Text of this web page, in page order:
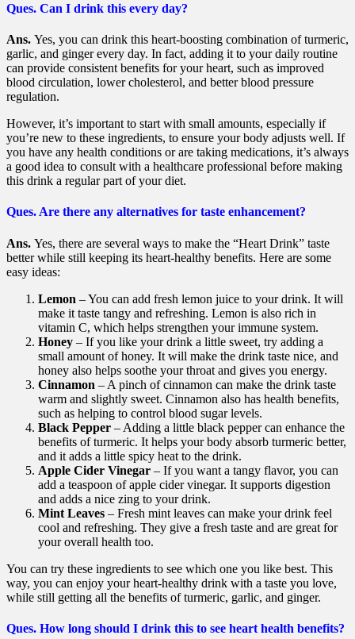
Ques. Can I drink this every day?
Ans. Yes, you can drink this heart-boosting combination of turmeric,
garlic, and ginger every day. In fact, adding it to your daily routine
can provide consistent benefits for your heart, such as improved
blood circulation, lower cholesterol, and better blood pressure
regulation.
However, it’s important to start with small amounts, especially if
you’re new to these ingredients, to ensure your body adjusts well. If
you have any health conditions or are taking medications, it’s always
a good idea to consult with a healthcare professional before making
this drink a regular part of your diet.
Ques. Are there any alternatives for taste enhancement?
Ans. Yes, there are several ways to make the “Heart Drink” taste
better while still keeping its heart-healthy benefits. Here are some
easy ideas:
Lemon – You can add fresh lemon juice to your drink. It will
make it taste tangy and refreshing. Lemon is also rich in
vitamin C, which helps strengthen your immune system.
Honey – If you like your drink a little sweet, try adding a
small amount of honey. It will make the drink taste nice, and
honey also helps soothe your throat and gives you energy.
Cinnamon – A pinch of cinnamon can make the drink taste
warm and slightly sweet. Cinnamon also has health benefits,
such as helping to control blood sugar levels.
Black Pepper – Adding a little black pepper can enhance the
benefits of turmeric. It helps your body absorb turmeric better,
and it adds a little spicy heat to the drink.
Apple Cider Vinegar – If you want a tangy flavor, you can
add a teaspoon of apple cider vinegar. It supports digestion
and adds a nice zing to your drink.
Mint Leaves – Fresh mint leaves can make your drink feel
cool and refreshing. They give a fresh taste and are great for
your overall health too.
You can try these ingredients to see which one you like best. This
way, you can enjoy your heart-healthy drink with a taste you love,
while still getting all the benefits of turmeric, garlic, and ginger.
Ques. How long should I drink this to see heart health benefits?